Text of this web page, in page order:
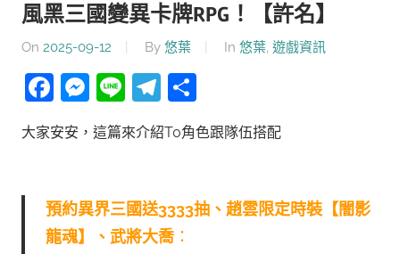
風黑三國變異卡牌RPG！【許名】
On 2025-09-12 By 悠葉 In 悠葉, 遊戲資訊
Facebook
Messenger
LineTelegram
大家安安，這篇來介紹T0角色跟隊伍搭配
預約異界三國送3333抽、趙雲限定時裝【闇影
龍魂】、武將大喬：